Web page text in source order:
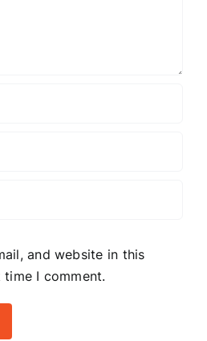
and website in this
I comment.